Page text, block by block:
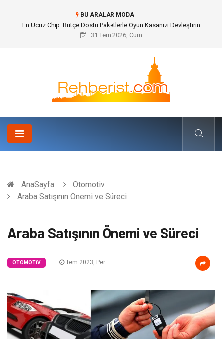
BU ARALAR MODA
Bohem Ev Dekoru Nedir?
31 Tem 2026, Cum
AnaSayfa
Otomotiv
Araba Satışının Önemi ve Süreci
Araba Satışının Önemi ve Süreci
OTOMOTIV Tem 2023, Per